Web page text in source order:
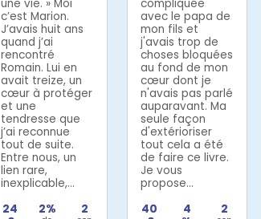
une vie. » Moi
c’est Marion.
J’avais huit ans
quand j’ai
rencontré
Romain. Lui en
avait treize, un
cœur à protéger
et une
tendresse que
j’ai reconnue
tout de suite.
Entre nous, un
lien rare,
inexplicable,...
24
2% 2
compliquée
avec le papa de
mon fils et
j'avais trop de
choses bloquées
au fond de mon
cœur dont je
n'avais pas parlé
auparavant. Ma
seule façon
d'extérioriser
tout cela a été
de faire ce livre.
Je vous
propose...
40
4
2